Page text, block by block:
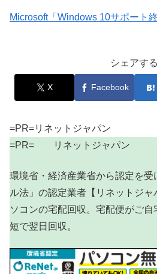
Microsoft「Windows 10サポート
シェアする
X Facebook
=PR=リネットジャパン
=PR= リネットジャパン
環境省・経済産業省から認定を受
ル法」の認定業者【リネットジ
ソコンの宅配回収。宅配便がご
短で翌日回収。